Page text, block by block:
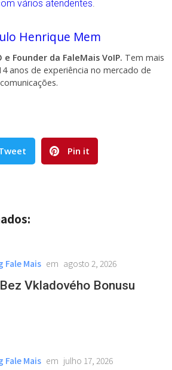
vários atendentes.
Henrique Mem
e Founder da FaleMais VoIP. Tem mais
anos de experiência no mercado de
Pin it
Vkladového Bonusu
Fale Mais agosto 2, 2026
Fale Mais julho 17, 2026